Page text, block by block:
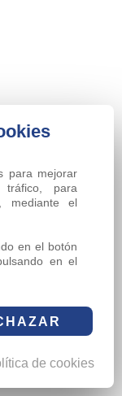
para mejorar
tráfico, para
mediante el
en el botón
en el
de cookies